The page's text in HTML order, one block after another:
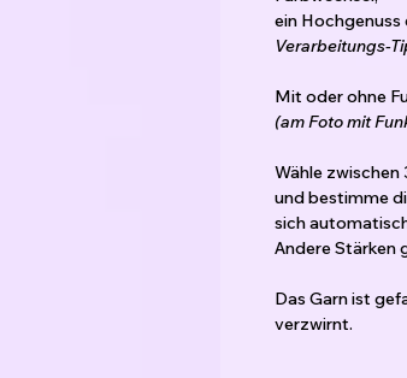
ein Hochgenuss
Verarbeitungs-
Mit oder ohne
(am Foto mit
Wähle
und bestimme
sich
Andere Stärken
Das Garn ist
verzwirnt.